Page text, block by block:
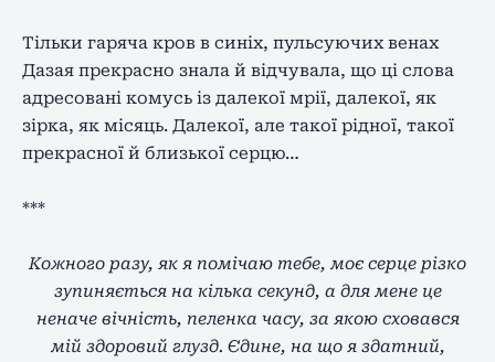
Тільки гаряча кров в синіх, пульсуючих венах
Дазая прекрасно знала й відчувала, що ці слова
адресовані комусь із далекої мрії, далекої, як
зірка, як місяць. Далекої, але такої рідної, такої
прекрасної й близької серцю…
***
Кожного разу, як я помічаю тебе, моє серце різко
зупиняється на кілька секунд, а для мене це
неначе вічність, пеленка часу, за якою сховався
мій здоровий глузд. Єдине, на що я здатний,